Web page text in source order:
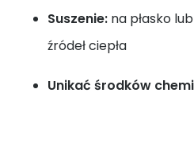
Suszenie: na płasko
źródeł ciepła
Unikać środków